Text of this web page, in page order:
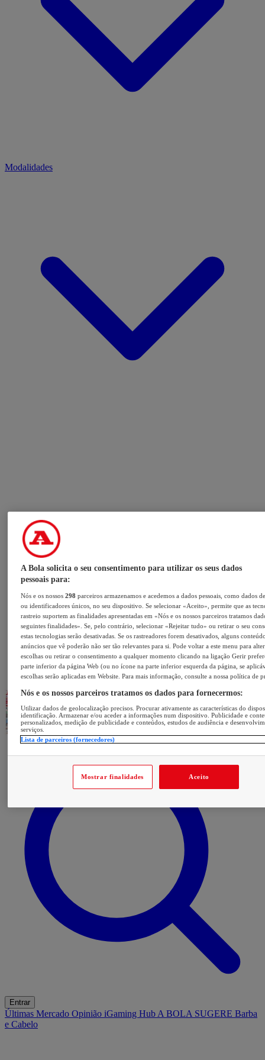
Modalidades
Entrar
Últimas Mercado Opinião iGaming Hub A BOLA SUGERE Barba
e Cabelo
A Bola solicita o seu consentimento para utilizar os seus dados
pessoais para:
Nós e os nossos298 parceiros armazenamos e acedemos a dados pessoais, como dados
ou identificadores únicos, no seu dispositivo. Se selecionar «Aceito», permite que as
rastreio suportem as finalidades apresentadas em «Nós e os nossos parceiros tratamos
seguintes finalidades». Se, pelo contrário, selecionar «Rejeitar tudo» ou retirar o seu
estas tecnologias serão desativadas. Se os rastreadores forem desativados, alguns
anúncios que vê poderão não ser tão relevantes para si. Pode voltar a este menu para
escolhas ou retirar o consentimento a qualquer momento clicando na ligação Gerir
parte inferior da página Web (ou no ícone na parte inferior esquerda da página, se
escolhas serão aplicadas em Website. Para mais informação, consulte a nossa política de
Nós e os nossos parceiros tratamos os dados para fornecermos:
Utilizar dados de geolocalização precisos. Procurar ativamente as características do
identificação. Armazenar e/ou aceder a informações num dispositivo. Publicidade e
personalizados, medição de publicidade e conteúdos, estudos de audiência e
serviços.
Lista de parceiros (fornecedores)
Mostrar finalidades Aceito